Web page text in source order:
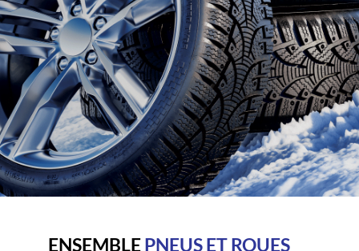
ENSEMBLEPNEUS ET ROUES